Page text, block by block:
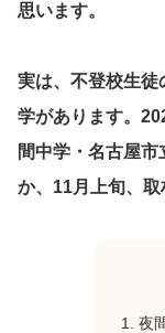
思います。
実は、不登校生徒
学があります。
間中学・名古屋
か、11月上旬、取
夜